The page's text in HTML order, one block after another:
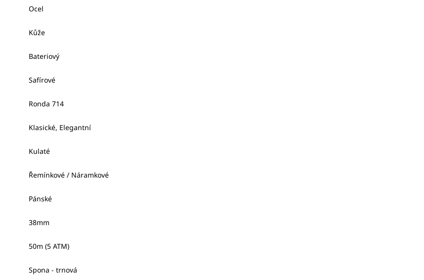
Ocel
Kůže
Bateriový
Safírové
Ronda 714
Klasické, Elegantní
Kulaté
Řemínkové / Náramkové
Pánské
38mm
50m (5 ATM)
Spona - trnová